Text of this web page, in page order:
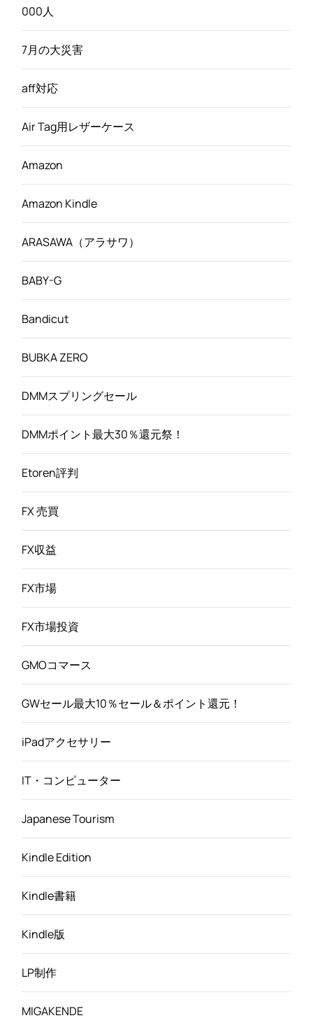
000人
7月の大災害
aff対応
Air Tag用レザーケース
Amazon
Amazon Kindle
ARASAWA（アラサワ）
BABY-G
Bandicut
BUBKA ZERO
DMMスプリングセール
DMMポイント最大30％還元祭！
Etoren評判
FX 売買
FX収益
FX市場
FX市場投資
GMOコマース
GWセール最大10％セール＆ポイント還元！
iPadアクセサリー
IT・コンピューター
Japanese Tourism
Kindle Edition
Kindle書籍
Kindle版
LP制作
MIGAKENDE